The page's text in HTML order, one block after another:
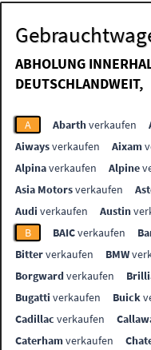
ABHOLUNG
DEUTSCHLANDWEIT,
A Abarthverkaufen
Aiwaysverkaufen Aixam
Alpinaverkaufen Alpine
Asia Motorsverkaufen
Audi verkaufen Austin
B
BAICverkaufen
Bitterverkaufen BMW
Borgwardverkaufen
Bugatti verkaufen Buick
Cadillac verkaufen
Caterhamverkaufen